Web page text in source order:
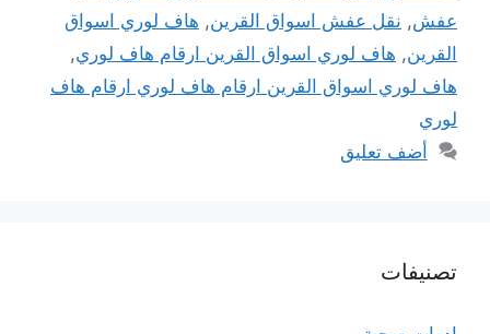
عفش, نقل عفش اسواق القرين, هاف لوري اسواق
القرين, هاف لوري اسواق القرين ارقام هاف لوري,
هاف لوري اسواق القرين ارقام هاف لوري ارقام هاف
لوري
أضف تعليق
تصنيفات